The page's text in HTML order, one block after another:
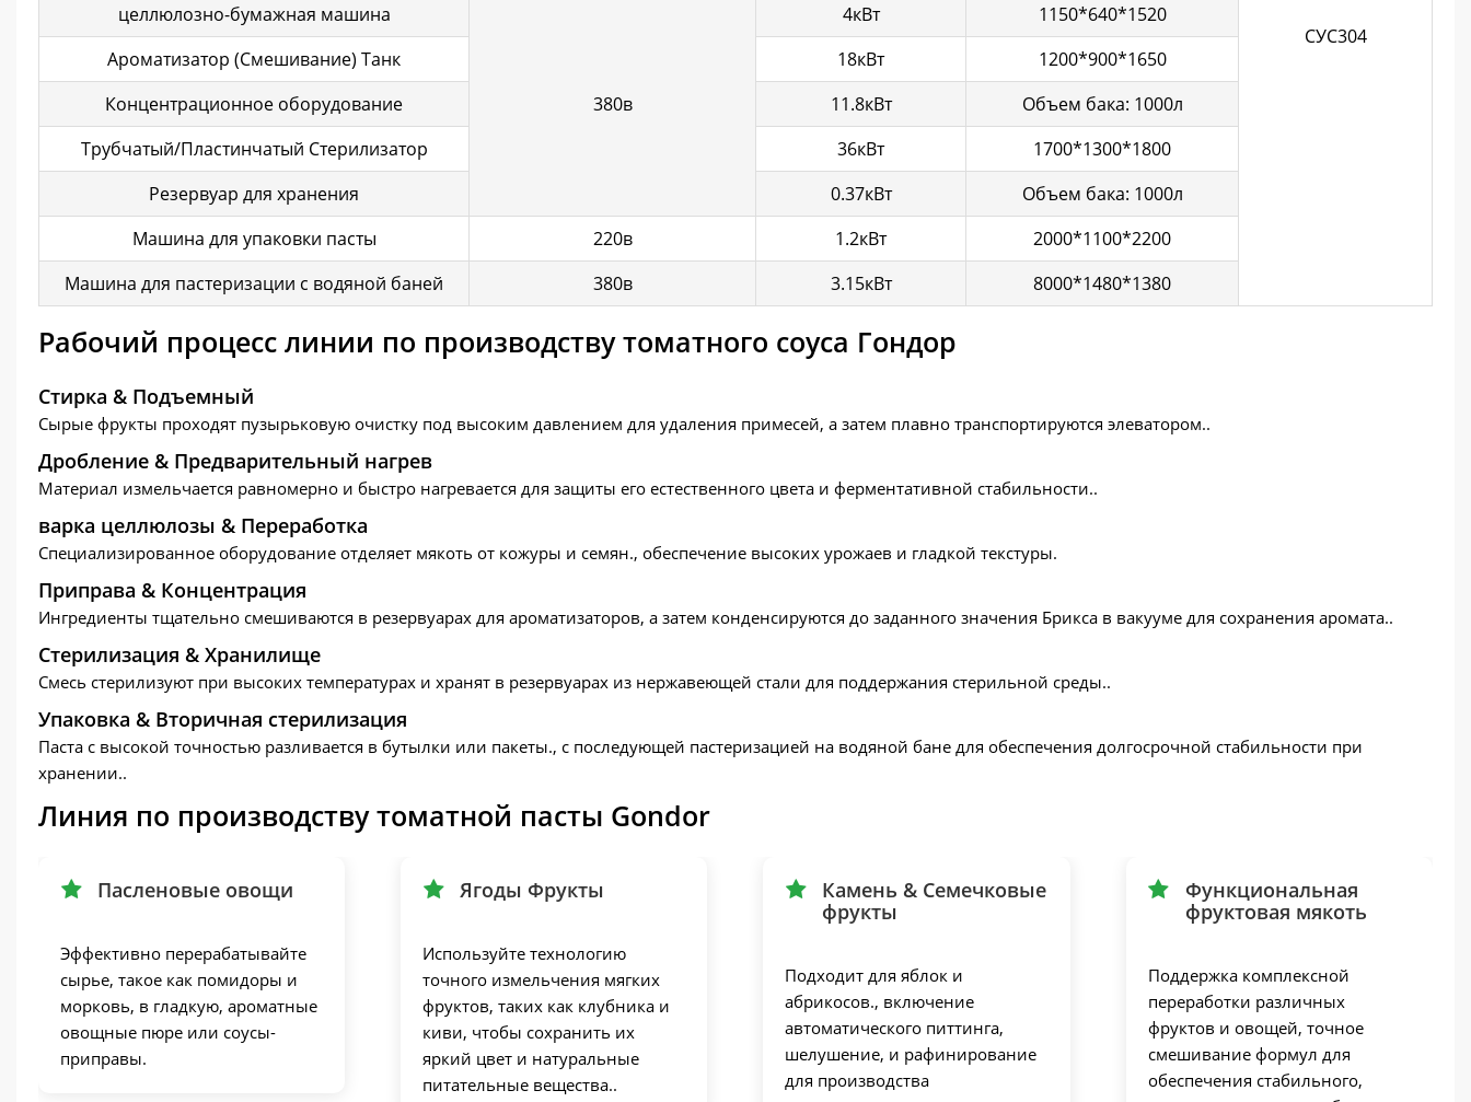
СУС304
целлюлозно-бумажная машина
380в
4кВт
1150*640*1520
Ароматизатор (Смешивание) Танк
18кВт
1200*900*1650
Концентрационное оборудование
11.8кВт
Объем бака: 1000л
Трубчатый/Пластинчатый Стерилизатор
36кВт
1700*1300*1800
Резервуар для хранения
0.37кВт
Объем бака: 1000л
Машина для упаковки пасты
220в 1.2кВт
2000*1100*2200
Машина для пастеризации с водяной баней
380в 3.15кВт 8000*1480*1380
Рабочий процесс линии по производству томатного соуса Гондор
Стирка & Подъемный
Сырые фрукты проходят пузырьковую очистку под высоким давлением для удаления примесей, а затем плавно транспортируются элеватором..
Дробление & Предварительный нагрев
Материал измельчается равномерно и быстро нагревается для защиты его естественного цвета и ферментативной стабильности..
варка целлюлозы & Переработка
Специализированное оборудование отделяет мякоть от кожуры и семян., обеспечение высоких урожаев и гладкой текстуры.
Приправа & Концентрация
Ингредиенты тщательно смешиваются в резервуарах для ароматизаторов, а затем конденсируются до заданного значения Брикса в вакууме для сохранения аромата..
Стерилизация & Хранилище
Смесь стерилизуют при высоких температурах и хранят в резервуарах из нержавеющей стали для поддержания стерильной среды..
Упаковка & Вторичная стерилизация
Паста с высокой точностью разливается в бутылки или пакеты., с последующей пастеризацией на водяной бане для обеспечения долгосрочной стабильности при
хранении..
Линия по производству томатной пасты Gondor
Пасленовые овощи
Эффективно перерабатывайте
сырье, такое как помидоры и
морковь, в гладкую, ароматные
овощные пюре или соусы-
приправы.
Ягоды Фрукты
Используйте технологию
точного измельчения мягких
фруктов, таких как клубника и
киви, чтобы сохранить их
яркий цвет и натуральные
питательные вещества..
Камень & Семечковые
фрукты
Подходит для яблок и
абрикосов., включение
автоматического питтинга,
шелушение, и рафинирование
для производства
Функциональная
фруктовая мякоть
Поддержка комплексной
переработки различных
фруктов и овощей, точное
смешивание формул для
обеспечения стабильного,